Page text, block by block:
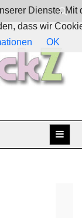
an
Dienste. Mit
dass wir
OK